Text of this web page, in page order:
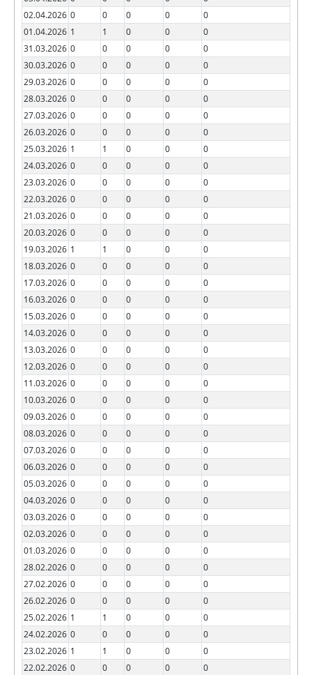
02.04.2026 0 0 0 0
0
01.04.2026 1 1 0 0
0
31.03.2026 0 0 0 0
0
30.03.2026 0 0 0 0
0
29.03.2026 0 0 0 0
0
28.03.2026 0 0 0 0
0
27.03.2026 0 0 0 0
0
26.03.2026 0 0 0 0
0
25.03.2026 1 1 0 0
0
24.03.2026 0 0 0 0
0
23.03.2026 0 0 0 0
0
22.03.2026 0 0 0 0
0
21.03.2026 0 0 0 0
0
20.03.2026 0 0 0 0
0
19.03.2026 1 1 0 0
0
18.03.2026 0 0 0 0
0
17.03.2026 0 0 0 0
0
16.03.2026 0 0 0 0
0
15.03.2026 0 0 0 0
0
14.03.2026 0 0 0 0
0
13.03.2026 0 0 0 0
0
12.03.2026 0 0 0 0
0
11.03.2026 0 0 0 0
0
10.03.2026 0 0 0 0
0
09.03.2026 0 0 0 0
0
08.03.2026 0 0 0 0
0
07.03.2026 0 0 0 0
0
06.03.2026 0 0 0 0
0
05.03.2026 0 0 0 0
0
04.03.2026 0 0 0 0
0
03.03.2026 0 0 0 0
0
02.03.2026 0 0 0 0
0
01.03.2026 0 0 0 0
0
28.02.2026 0 0 0 0
0
27.02.2026 0 0 0 0
0
26.02.2026 0 0 0 0
0
25.02.2026 1 1 0 0
0
24.02.2026 0 0 0 0
0
23.02.2026 1 1 0 0
0
22.02.2026 0 0 0 0
0